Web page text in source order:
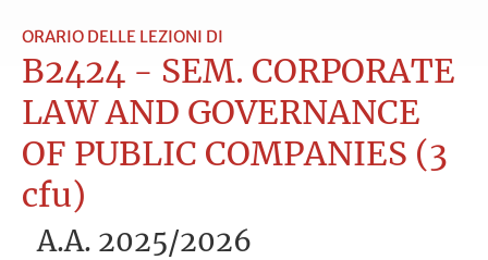
ORARIO DELLE LEZIONI DI
B2424 - SEM. CORPORATE
LAW AND GOVERNANCE
OF PUBLIC COMPANIES (3
cfu)
A.A. 2025/2026